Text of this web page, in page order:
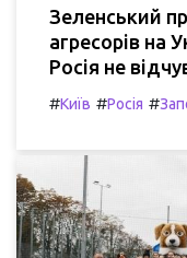
Зеленський
агресорів на
Росія не
#Київ #Росія #